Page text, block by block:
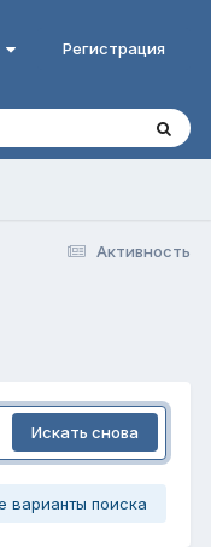
Регистрация
Активность
Искать снова
варианты поиска